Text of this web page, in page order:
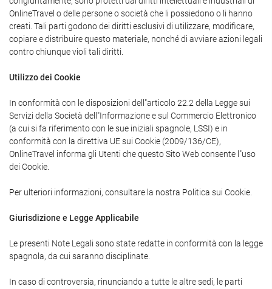
OnlineTravel o delle persone o società che li possiedono o li hanno
creati. Tali parti godono dei diritti esclusivi di utilizzare, modificare,
copiare e distribuire questo materiale, nonché di avviare azioni legali
contro chiunque violi tali diritti.
Utilizzo dei Cookie
In conformità con le disposizioni dell"articolo 22.2 della Legge sui
Servizi della Società dell"Informazione e sul Commercio Elettronico
(a cui si fa riferimento con le sue iniziali spagnole, LSSI) e in
conformità con la direttiva UE sui Cookie (2009/136/CE),
OnlineTravel informa gli Utenti che questo Sito Web consente l"uso
dei Cookie.
Per ulteriori informazioni, consultare la nostra Politica sui Cookie.
Giurisdizione e Legge Applicabile
Le presenti Note Legali sono state redatte in conformità con la legge
spagnola, da cui saranno disciplinate.
In caso di controversia, rinunciando a tutte le altre sedi, le parti